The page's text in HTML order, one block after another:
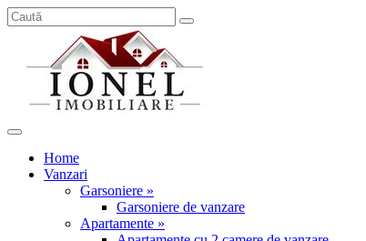
Home
Vanzari
Garsoniere »
Garsoniere de vanzare
Apartamente »